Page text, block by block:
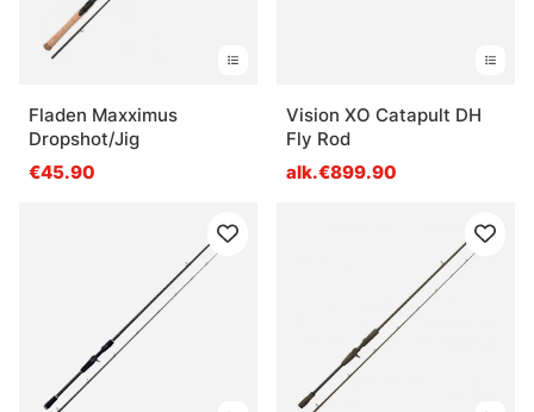
Fladen Maxximus
Dropshot/Jig
€45.90
Vision XO Catapult DH
Fly Rod
alk.€899.90